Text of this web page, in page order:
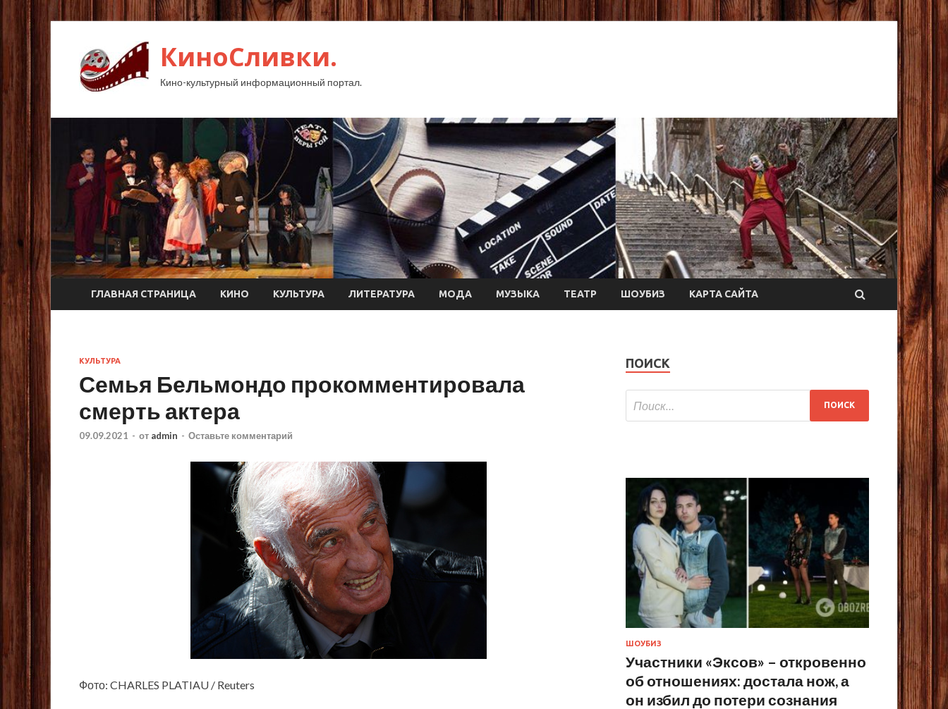
КиноСливки.
Кино-культурный информационный портал.
ГЛАВНАЯ СТРАНИЦА КИНО КУЛЬТУРА ЛИТЕРАТУРА МОДА МУЗЫКА ТЕАТР ШОУБИЗ КАРТА САЙТА
КУЛЬТУРА
Семья Бельмондо прокомментировала
смерть актера
09.09.2021 - от admin - Оставьте комментарий
Фото: CHARLES PLATIAU / Reuters
ПОИСК
ШОУБИЗ
Участники «Эксов» – откровенно
об отношениях: достала нож, а
он избил до потери сознания